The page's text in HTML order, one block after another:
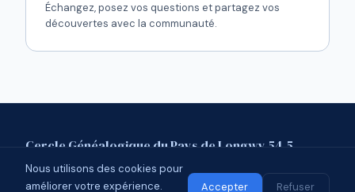
Échangez, posez vos questions et partagez vos
découvertes avec la communauté.
Cercle Généalogique du Pays de Longwy 54.5
Mentions légalesContactForum
© 2026 CGPL 54.5 · Affilié à l'UCGL
Nous utilisons des cookies pour
améliorer votre expérience.
Accepter Refuser